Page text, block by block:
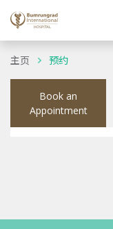
主页 预约
Book an
Appointment